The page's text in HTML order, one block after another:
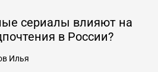
сериалы влияют на
в России?
Илья